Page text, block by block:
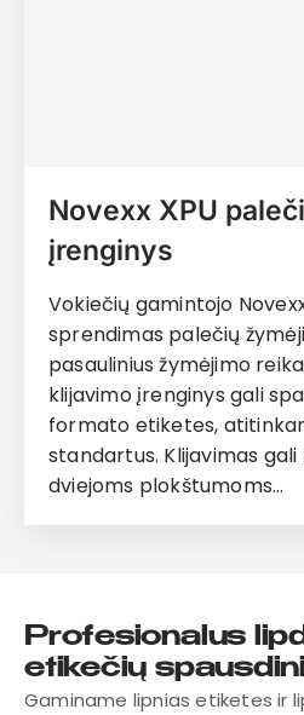
Novexx XPU
įrenginys
Vokiečių gamintojo
sprendimas palečių
pasaulinius žymėjimo
klijavimo įrenginys gali
formato etiketes,
standartus. Klijavimas
dviejoms plokštumoms…
Profesionalus
etikečių
Gaminame lipnias etiketes ir